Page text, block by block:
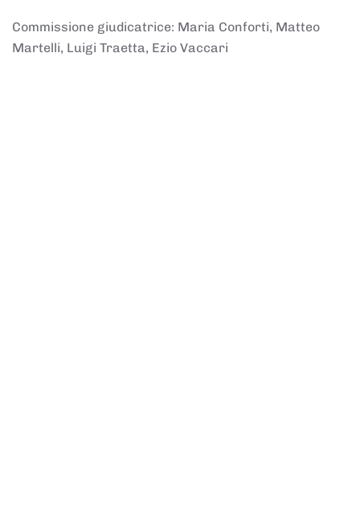
Commissione giudicatrice: Maria Conforti, Matteo
Martelli, Luigi Traetta, Ezio Vaccari